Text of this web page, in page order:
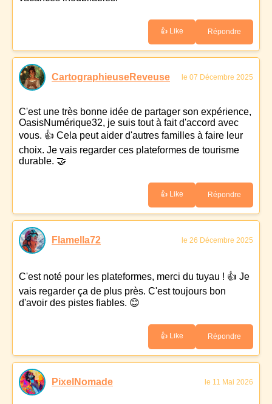
👍 Like Répondre
CartographieuseReveuse le 07 Décembre 2025
C'est une très bonne idée de partager son expérience,
OasisNumérique32, je suis tout à fait d'accord avec
vous. 👍 Cela peut aider d'autres familles à faire leur
choix. Je vais regarder ces plateformes de tourisme
durable. 🤝
👍 Like Répondre
Flamella72 le 26 Décembre 2025
C'est noté pour les plateformes, merci du tuyau ! 👍 Je
vais regarder ça de plus près. C'est toujours bon
d'avoir des pistes fiables. 😊
👍 Like Répondre
PixelNomade le 11 Mai 2026